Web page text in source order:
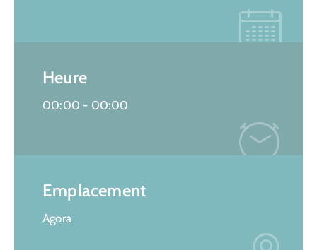
Heure
00:00 - 00:00
Emplacement
Agora